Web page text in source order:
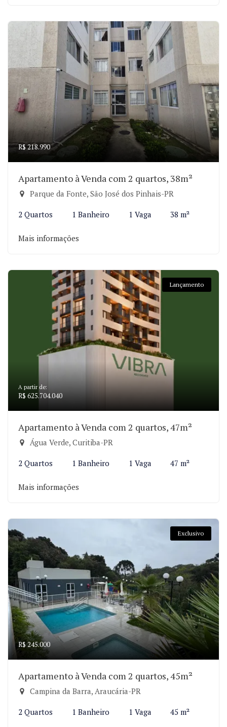
R$ 218.990
Apartamento à Venda com 2 quartos, 38m²
Parque da Fonte, São José dos Pinhais-PR
2 Quartos 1 Banheiro 1 Vaga 38 m²
Mais informações
Lançamento
A partir de:
R$ 625.704.040
Apartamento à Venda com 2 quartos, 47m²
Água Verde, Curitiba-PR
2 Quartos 1 Banheiro 1 Vaga 47 m²
Mais informações
Exclusivo
R$ 245.000
Apartamento à Venda com 2 quartos, 45m²
Campina da Barra, Araucária-PR
2 Quartos 1 Banheiro 1 Vaga 45 m²